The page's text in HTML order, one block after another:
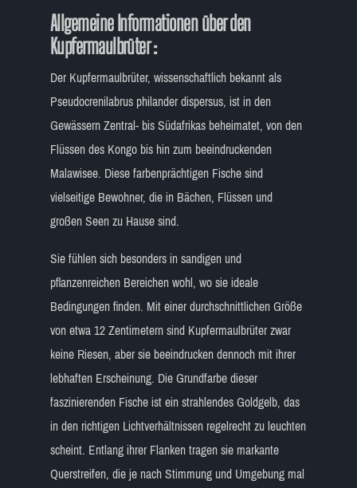
Allgemeine Informationen über den
Kupfermaulbrüter :
Der Kupfermaulbrüter, wissenschaftlich bekannt als
Pseudocrenilabrus philander dispersus, ist in den
Gewässern Zentral- bis Südafrikas beheimatet, von den
Flüssen des Kongo bis hin zum beeindruckenden
Malawisee. Diese farbenprächtigen Fische sind
vielseitige Bewohner, die in Bächen, Flüssen und
großen Seen zu Hause sind.
Sie fühlen sich besonders in sandigen und
pflanzenreichen Bereichen wohl, wo sie ideale
Bedingungen finden. Mit einer durchschnittlichen Größe
von etwa 12 Zentimetern sind Kupfermaulbrüter zwar
keine Riesen, aber sie beeindrucken dennoch mit ihrer
lebhaften Erscheinung. Die Grundfarbe dieser
faszinierenden Fische ist ein strahlendes Goldgelb, das
in den richtigen Lichtverhältnissen regelrecht zu leuchten
scheint. Entlang ihrer Flanken tragen sie markante
Querstreifen, die je nach Stimmung und Umgebung mal